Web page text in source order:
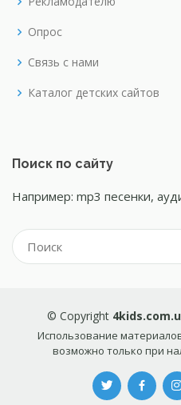
Опрос
Связь с нами
Каталог детских сайтов
Поиск по сайту
Например: mp3 песенки,
© Copyright
Использование
возможно только при